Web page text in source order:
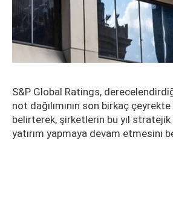
S&P Global Ratings,
not dağılımının son birkaç
belirterek, şirketlerin bu yıl
yatırım yapmaya devam etmesini